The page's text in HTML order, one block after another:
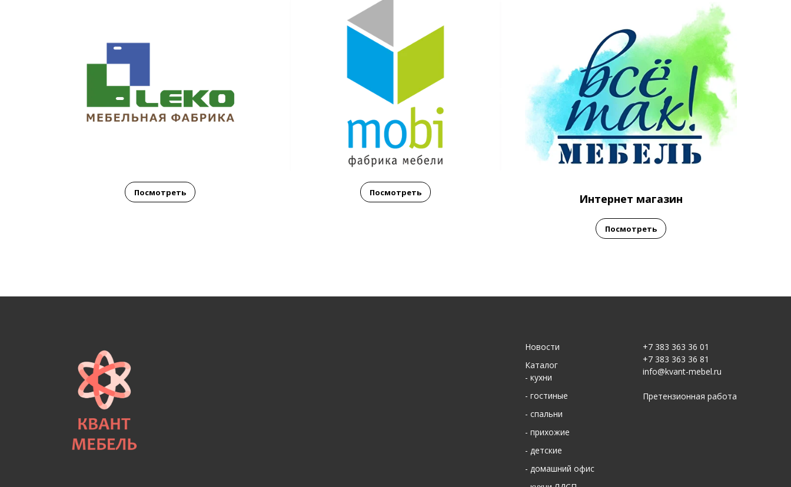
Посмотреть Посмотреть Интернет магазин
Посмотреть
Новости
Каталог
- кухни
- гостиные
- спальни
- прихожие
- детские
- домашний офис
+7 383 363 36 01
+7 383 363 36 81
info@kvant-mebel.ru
Претензионная работа